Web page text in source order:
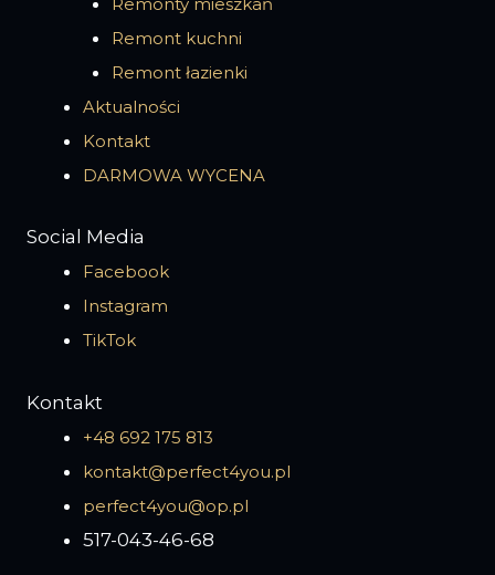
Remont kuchni
Remont łazienki
Aktualności
Kontakt
DARMOWA WYCENA
Social Media
Facebook
Instagram
TikTok
Kontakt
+48 692 175 813
kontakt@perfect4you.pl
perfect4you@op.pl
517-043-46-68